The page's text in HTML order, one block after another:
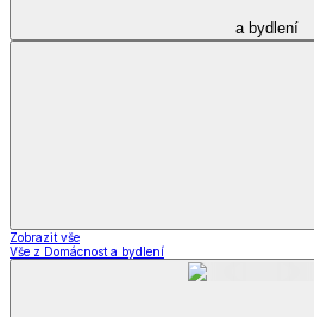
a bydlení
Zobrazit vše
Vše z Domácnost a bydlení